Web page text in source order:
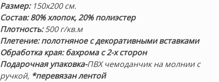
Размер:150х200 см.
Состав: 80% хлопок,20% полиэстер
Плотность:500 г/кв.м
Плетение: полотняноес декоративными вставками
Обработка края: бахрома с 2-х сторон
Подарочная упаковка-ПВХ чемоданчик на молнии с
ручкой, *перевязан лентой